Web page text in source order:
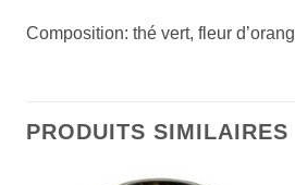
Composition: thé vert, fleur
PRODUITS SIMILAIRES